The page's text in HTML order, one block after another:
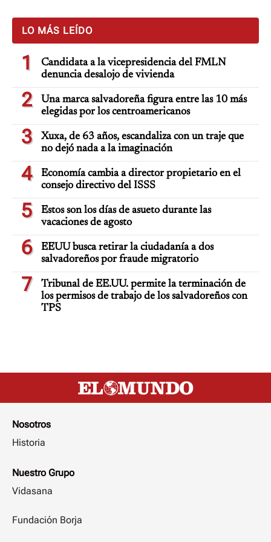
LO MÁS LEÍDO
1
Candidata a la vicepresidencia del FMLN
denuncia desalojo de vivienda
2
Una marca salvadoreña figura entre las 10 más
elegidas por los centroamericanos
3
Xuxa, de 63 años, escandaliza con un traje que
no dejó nada a la imaginación
4
Economía cambia a director propietario en el
consejo directivo del ISSS
5
Estos son los días de asueto durante las
vacaciones de agosto
6
EEUU busca retirar la ciudadanía a dos
salvadoreños por fraude migratorio
7
Tribunal de EE.UU. permite la terminación de
los permisos de trabajo de los salvadoreños con
TPS
Nosotros
Historia
Nuestro Grupo
Vidasana
Fundación Borja